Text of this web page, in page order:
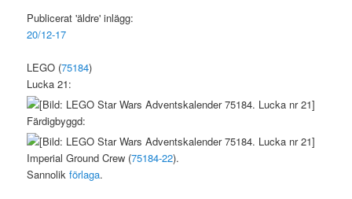
Publicerat 'äldre' inlägg:
20/12-17
LEGO (75184)
Lucka 21:
Färdigbyggd:
Imperial Ground Crew (75184-22).
Sannolikförlaga.